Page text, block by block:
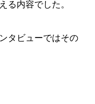
る内容でした。
タビューではその